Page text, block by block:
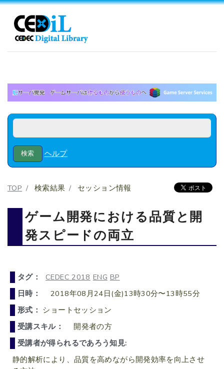
ヘルプ
TOP 検索結果 セッション情報
ゲーム開発における品質と開
発スピードの両立
タグ： CEDEC 2018 ENG BP
日時：
2018年08月24日(金)13時30分〜13時55分
形式： ショートセッション
受講スキル：
開発者の方
受講者が得られるであろう知見:
静的解析により、品質を高めながら開発効率を向上させ